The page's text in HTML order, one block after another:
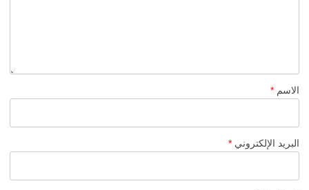
الاسم *
البريد الإلكتروني *